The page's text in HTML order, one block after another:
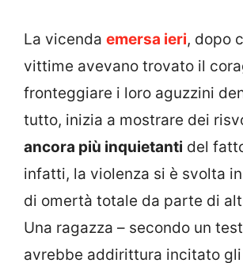
La vicenda emersa ieri, dopo
vittime avevano trovato il
fronteggiare i loro aguzzini
tutto, inizia a mostrare dei
ancora più inquietanti del
infatti, la violenza si è svolta
di omertà totale da parte di
Una ragazza – secondo un
avrebbe addirittura incitato